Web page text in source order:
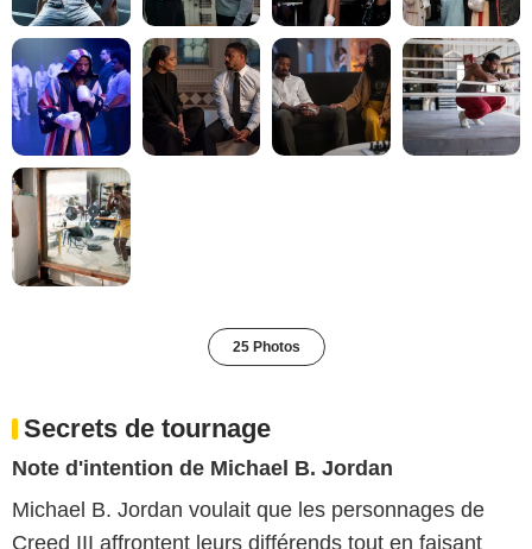
25 Photos
Secrets de tournage
Note d'intention de Michael B. Jordan
Michael B. Jordan voulait que les personnages de
Creed III affrontent leurs différends tout en faisant